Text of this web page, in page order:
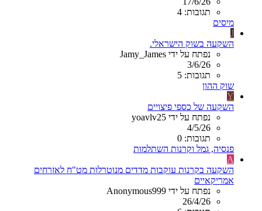
תגובות: 4
מיסים
J
השקעה בשוק הישראלי.
נפתח על ידי Jamy_James
3/6/26
תגובות: 5
שוק ההון
Y
השקעה של כספי פיצויים
נפתח על ידי yoavlv25
4/5/26
תגובות: 0
פנסיה, גמל וקרנות השתלמות
A
השקעה בקרנות עוקבות מדדים מנוטרלות מט"ח לאזרחים
אמריקאיים
נפתח על ידי Anonymous999
26/4/26